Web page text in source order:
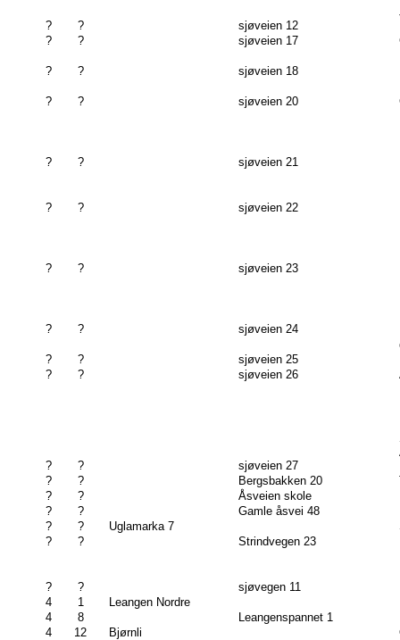
? ? sjøveien 12
?
? sjøveien 17
? ? sjøveien 18
? ? sjøveien 20
? ? sjøveien 21
? ? sjøveien 22
? ? sjøveien 23
? ? sjøveien 24
? ? sjøveien 25
?
? sjøveien 26
? ? sjøveien 27
?
? Bergsbakken 20
?
?
Åsveien skole
?
? Gamle åsvei 48
?
? Uglamarka 7
?
? Strindvegen 23
? ? sjøvegen 11
4
1 Leangen Nordre
4
8 Leangenspannet 1
4
12 Bjørnli